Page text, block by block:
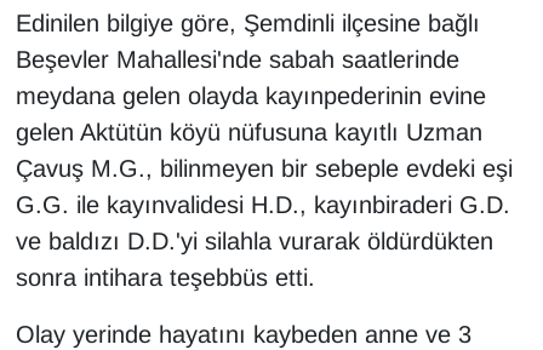
Edinilen bilgiye göre, Şemdinli ilçesine bağlı
Beşevler Mahallesi'nde sabah saatlerinde
meydana gelen olayda kayınpederinin evine
gelen Aktütün köyü nüfusuna kayıtlı Uzman
Çavuş M.G., bilinmeyen bir sebeple evdeki eşi
G.G. ile kayınvalidesi H.D., kayınbiraderi G.D.
ve baldızı D.D.'yi silahla vurarak öldürdükten
sonra intihara teşebbüs etti.
Olay yerinde hayatını kaybeden anne ve 3
GENEL
Güncel
Haber
HABERDE İNSAN
İngilizce